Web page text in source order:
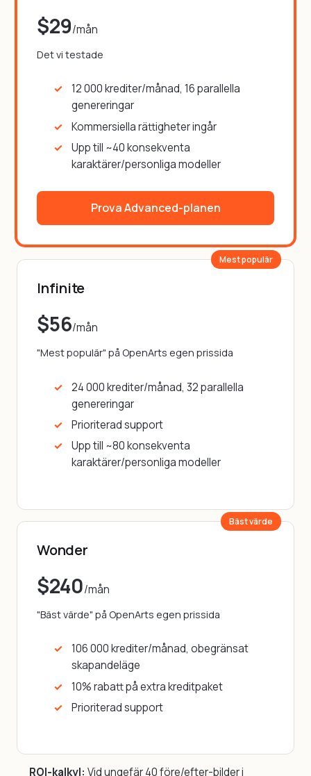
$29/mån
Det vi testade
12 000 krediter/månad, 16 parallella
genereringar
Kommersiella rättigheter ingår
Upp till ~40 konsekventa
karaktärer/personliga modeller
Prova Advanced-planen
Mest populär
Infinite
$56/mån
"Mest populär" på OpenArts egen prissida
24 000 krediter/månad, 32 parallella
genereringar
Prioriterad support
Upp till ~80 konsekventa
karaktärer/personliga modeller
Bäst värde
Wonder
$240/mån
"Bäst värde" på OpenArts egen prissida
106 000 krediter/månad, obegränsat
skapandeläge
10% rabatt på extra kreditpaket
Prioriterad support
ROI-kalkyl: Vid ungefär 40 före/efter-bilder i